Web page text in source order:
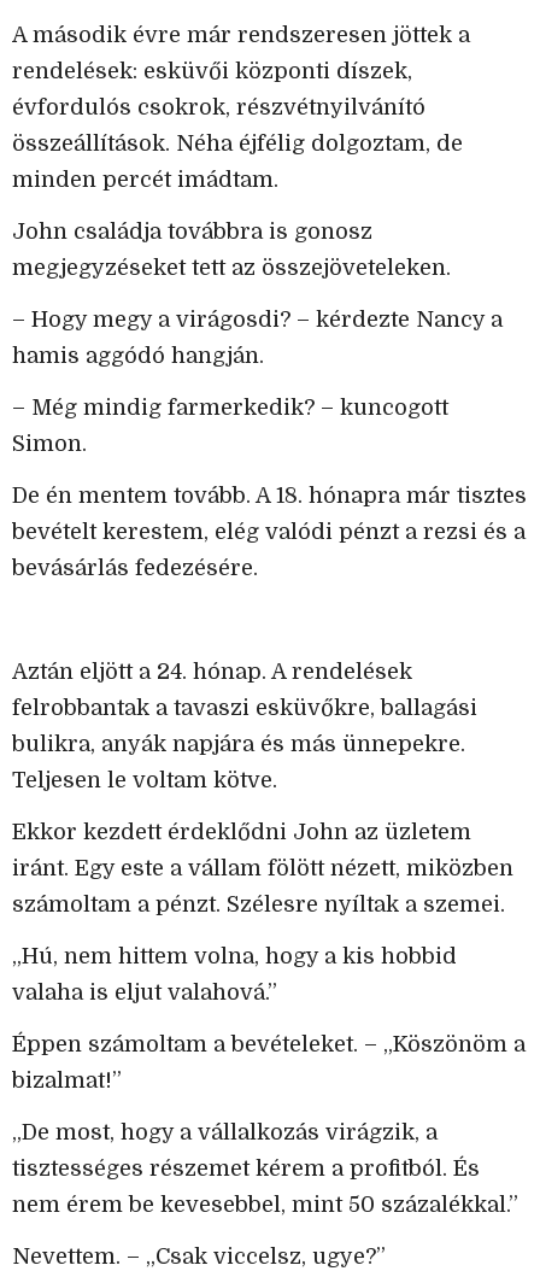
A második évre már rendszeresen jöttek a
rendelések: esküvői központi díszek,
évfordulós csokrok, részvétnyilvánító
összeállítások. Néha éjfélig dolgoztam, de
minden percét imádtam.
John családja továbbra is gonosz
megjegyzéseket tett az összejöveteleken.
– Hogy megy a virágosdi? – kérdezte Nancy a
hamis aggódó hangján.
– Még mindig farmerkedik? – kuncogott
Simon.
De én mentem tovább. A 18. hónapra már tisztes
bevételt kerestem, elég valódi pénzt a rezsi és a
bevásárlás fedezésére.
Aztán eljött a 24. hónap. A rendelések
felrobbantak a tavaszi esküvőkre, ballagási
bulikra, anyák napjára és más ünnepekre.
Teljesen le voltam kötve.
Ekkor kezdett érdeklődni John az üzletem
iránt. Egy este a vállam fölött nézett, miközben
számoltam a pénzt. Szélesre nyíltak a szemei.
„Hú, nem hittem volna, hogy a kis hobbid
valaha is eljut valahová.”
Éppen számoltam a bevételeket. – „Köszönöm a
bizalmat!”
„De most, hogy a vállalkozás virágzik, a
tisztességes részemet kérem a profitból. És
nem érem be kevesebbel, mint 50 százalékkal.”
Nevettem. – „Csak viccelsz, ugye?”